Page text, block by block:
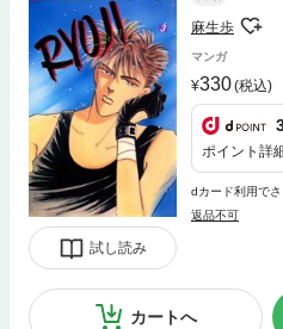
試し読み
麻生歩
マンガ
330(税込)
ポイント詳
dカード利用で
返品不可
カートへ